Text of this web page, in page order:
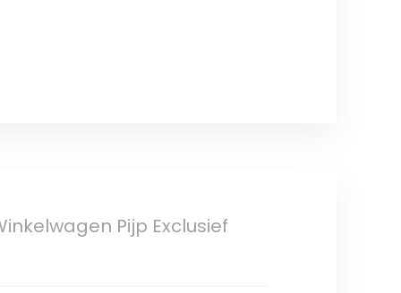
Pijp Exclusief